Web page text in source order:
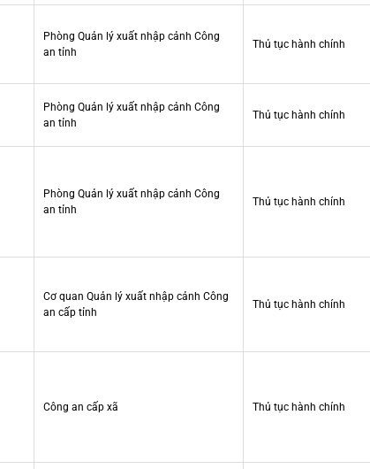
Phòng Quản lý xuất nhập cảnh Công
an tỉnh
Thủ tục hành chính
Phòng Quản lý xuất nhập cảnh Công
an tỉnh
Thủ tục hành chính
Phòng Quản lý xuất nhập cảnh Công
an tỉnh
Thủ tục hành chính
Cơ quan Quản lý xuất nhập cảnh Công
an cấp tỉnh
Thủ tục hành chính
Công an cấp xã Thủ tục hành chính